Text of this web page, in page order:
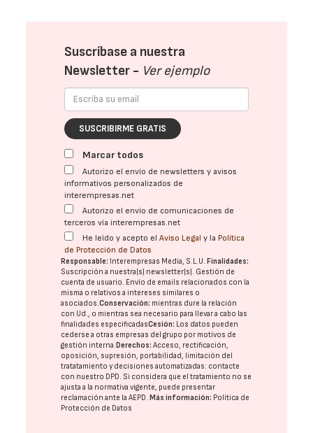
Suscríbase a nuestra
Newsletter - Ver ejemplo
SUSCRIBIRME GRATIS
Marcar todos
Autorizo el envío de newsletters y avisos
informativos personalizados de
interempresas.net
Autorizo el envío de comunicaciones de
terceros vía interempresas.net
He leído y acepto elAviso Legal y la Política
de Protección de Datos
Responsable: Interempresas Media, S.L.U.Finalidades:
Suscripción a nuestra(s) newsletter(s). Gestión de
cuenta de usuario. Envío de emails relacionados con la
misma o relativos a intereses similares o
asociados.Conservación: mientras dure la relación
con Ud., o mientras sea necesario para llevar a cabo las
finalidades especificadasCesión: Los datos pueden
cederse a otras empresas del grupo por motivos de
gestión interna.Derechos: Acceso, rectificación,
oposición, supresión, portabilidad, limitación del
tratatamiento y decisiones automatizadas: contacte
con nuestro DPD . Si considera que el tratamiento no se
ajusta a la normativa vigente, puede presentar
reclamación ante laAEPD .Más información: Política de
Protección de Datos